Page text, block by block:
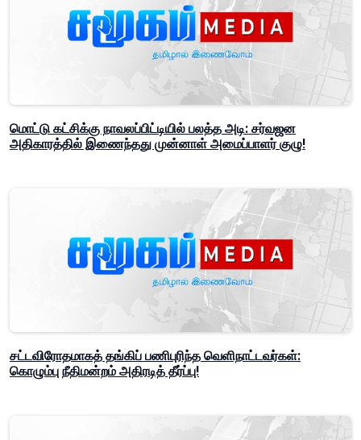
மொட்டு கட்சிக்கு நாவலப்பிட்டியில் பலத்த அடி: சர்வஜன
அதிகாரத்தில் இணைந்தது முன்னாள் அமைப்பாளர் குழு!
சட்டவிரோதமாகத் தங்கிப் பணிபுரிந்த வெளிநாட்டவர்கள்:
கொழும்பு நீதிமன்றம் அதிரடித் தீர்ப்பு!